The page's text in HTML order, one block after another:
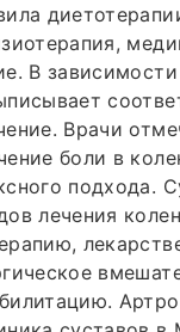
В
Врачи
боли в
подхода.
лечения